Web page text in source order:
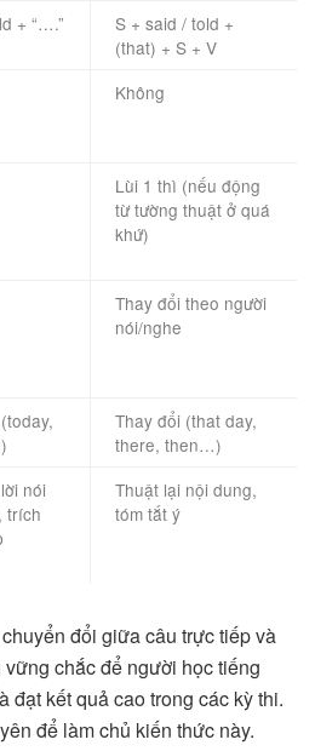
+ “….”
S + said / told +
(that) + S + V
Không
Lùi 1 thì (nếu động
từ tường thuật ở quá
khứ)
Thay đổi theo người
nói/nghe
Thay đổi (that day,
there, then…)
nói
trích
Thuật lại nội dung,
tóm tắt ý
đổi giữa câu trực tiếp và
chắc để người học tiếng
đạt kết quả cao trong các kỳ thi.
để làm chủ kiến thức này.